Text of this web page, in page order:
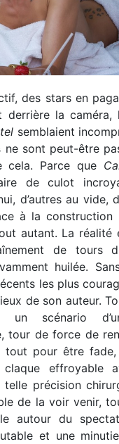
des stars en
derrière la caméra,
semblaient
ne sont peut-être
cela. Parce que
de culot
d’autres au vide,
à la construction
autant. La réalité
de tours
huilée.
les plus
de son auteur.
un scénario
tour de force de
tout pour être
claque effroyable
précision
de la voir venir,
autour du
et une